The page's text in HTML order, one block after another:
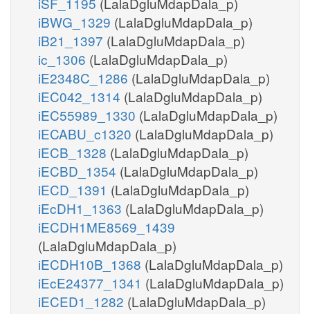
iBWG_1329 (LalaDgluMdapDala_p)
iB21_1397 (LalaDgluMdapDala_p)
ic_1306 (LalaDgluMdapDala_p)
iE2348C_1286 (LalaDgluMdapDala_p)
iEC042_1314 (LalaDgluMdapDala_p)
iEC55989_1330 (LalaDgluMdapDala_p)
iECABU_c1320 (LalaDgluMdapDala_p)
iECB_1328 (LalaDgluMdapDala_p)
iECBD_1354 (LalaDgluMdapDala_p)
iECD_1391 (LalaDgluMdapDala_p)
iEcDH1_1363 (LalaDgluMdapDala_p)
iECDH1ME8569_1439
(LalaDgluMdapDala_p)
iECDH10B_1368 (LalaDgluMdapDala_p)
iEcE24377_1341 (LalaDgluMdapDala_p)
iECED1_1282 (LalaDgluMdapDala_p)